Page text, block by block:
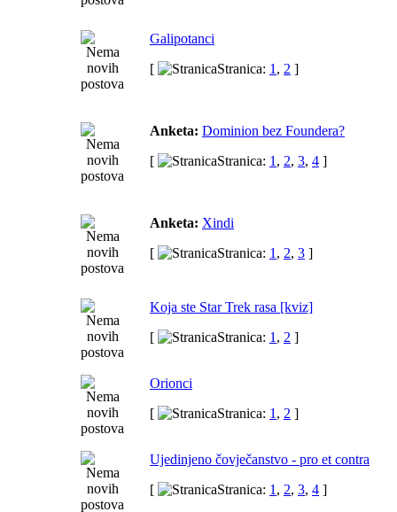
Galipotanci
[
Stranica: 1 , 2 ]
Anketa: Dominion bez Foundera?
[
Stranica: 1 , 2, 3, 4 ]
Anketa: Xindi
[
Stranica: 1 , 2, 3 ]
Koja ste Star Trek rasa [kviz]
[
Stranica: 1 , 2 ]
Orionci
[
Stranica: 1 , 2 ]
Ujedinjeno čovječanstvo - pro et contra
[
Stranica: 1 , 2, 3, 4 ]